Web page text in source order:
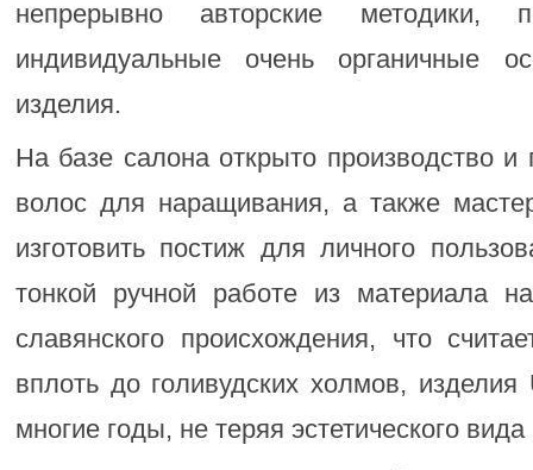
непрерывно авторские методики,
индивидуальные очень органичные
изделия.
На базе салона открыто производство и
волос для наращивания, а также
изготовить постиж для личного
тонкой ручной работе из материала
славянского происхождения, что
вплоть до голивудских холмов,
многие годы, не теряя эстетического